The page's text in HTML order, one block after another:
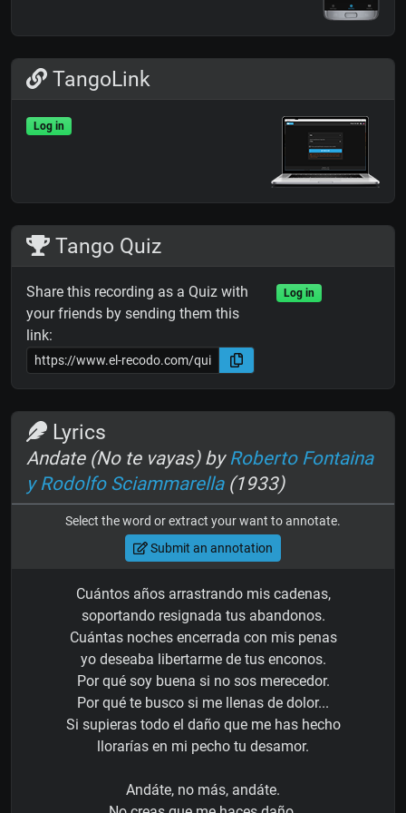
TangoLink
Log in
Tango Quiz
Share this recording as a Quiz with
your friends by sending them this
link:
Log in
Lyrics
Andate (No te vayas) byRoberto Fontaina
y Rodolfo Sciammarella(1933)
Select the word or extract your want to annotate.
Submit an annotation
Cuántos años arrastrando mis cadenas,
soportando resignada tus abandonos.
Cuántas noches encerrada con mis penas
yo deseaba libertarme de tus enconos.
Por qué soy buena si no sos merecedor.
Por qué te busco si me llenas de dolor...
Si supieras todo el daño que me has hecho
llorarías en mi pecho tu desamor.
Andáte, no más, andáte.